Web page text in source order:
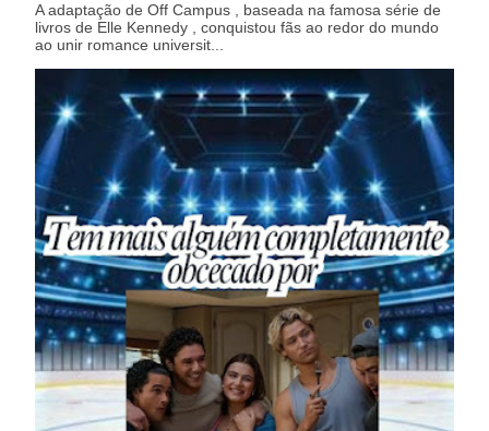
A adaptação de Off Campus , baseada na famosa série de
livros de Elle Kennedy , conquistou fãs ao redor do mundo
ao unir romance universit...